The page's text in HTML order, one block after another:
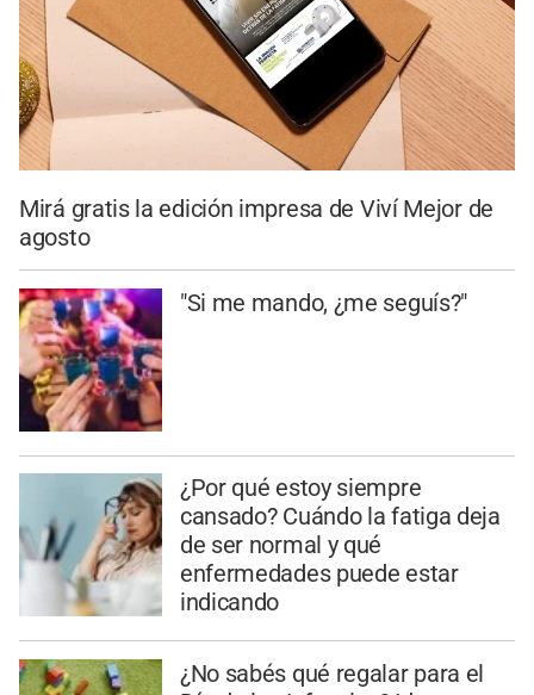
Mirá gratis la edición impresa de Viví Mejor de
agosto
"Si me mando, ¿me seguís?"
¿Por qué estoy siempre
cansado? Cuándo la fatiga deja
de ser normal y qué
enfermedades puede estar
indicando
¿No sabés qué regalar para el